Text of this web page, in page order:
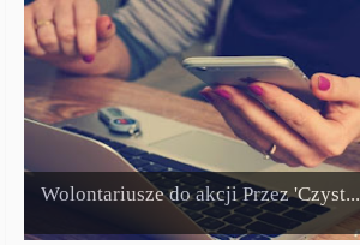
Wolontariusze do akcji Przez 'Czyst...